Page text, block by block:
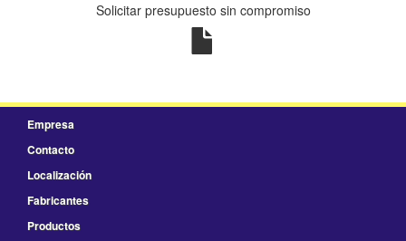
Solicitar presupuesto sin compromiso
Empresa
Contacto
Localización
Fabricantes
Productos